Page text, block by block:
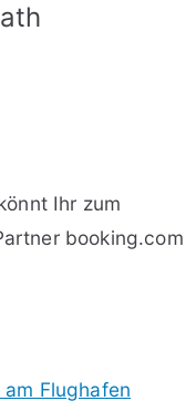
Ihr zum
booking.com
Flughafen